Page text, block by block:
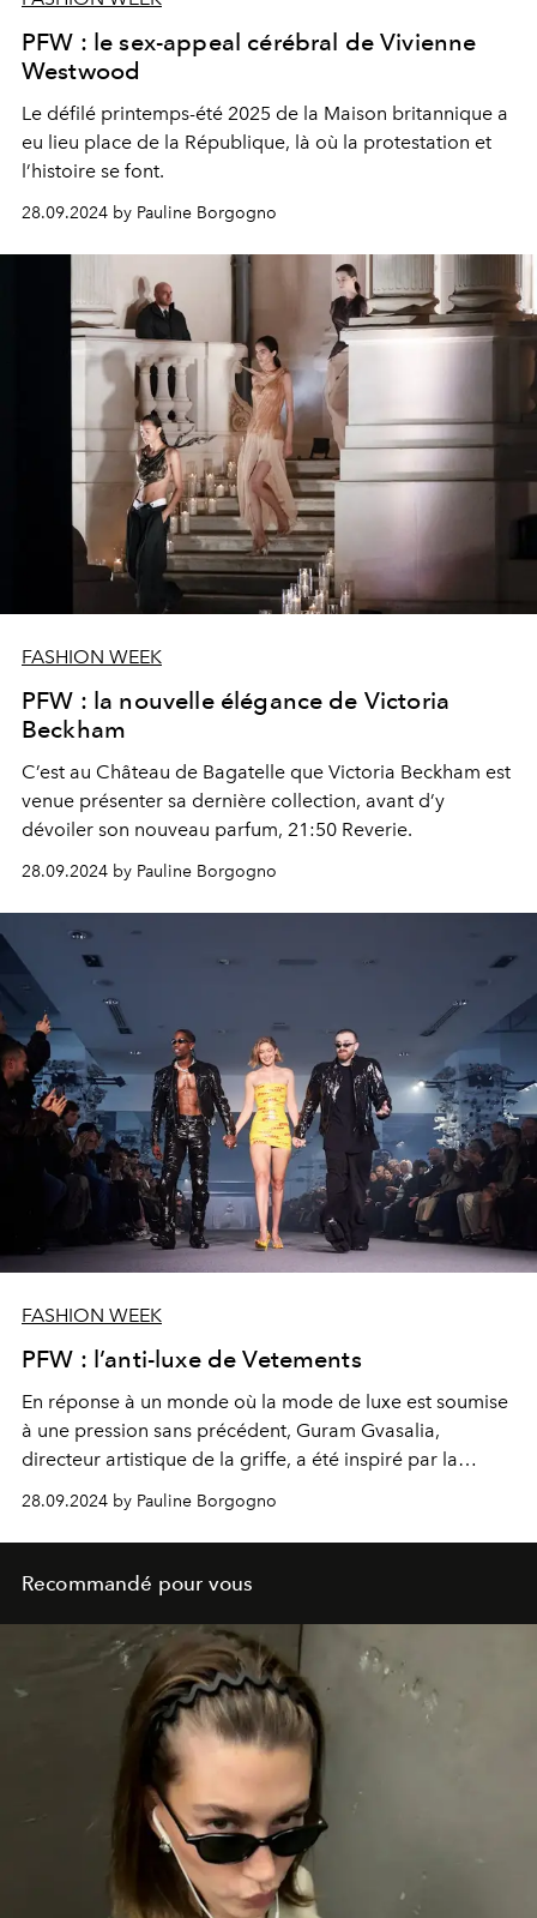
PFW : le sex-appeal cérébral de Vivienne
Westwood
Le défilé printemps-été 2025 de la Maison britannique a
eu lieu place de la République, là où la protestation et
l’histoire se font.
28.09.2024 by Pauline Borgogno
FASHION WEEK
PFW : la nouvelle élégance de Victoria
Beckham
C’est au Château de Bagatelle que Victoria Beckham est
venue présenter sa dernière collection, avant d’y
dévoiler son nouveau parfum, 21:50 Reverie.
28.09.2024 by Pauline Borgogno
FASHION WEEK
PFW : l’anti-luxe de Vetements
En réponse à un monde où la mode de luxe est soumise
à une pression sans précédent, Guram Gvasalia,
directeur artistique de la griffe, a été inspiré par la
récession économique mondiale et une base de
consommateurs de plus en plus méfiants à l'égard d'une
consommation incontrôlée. Cette collection printemps-
été 2025 souligne la nécessité de repenser le sens de la
mode dans un monde où les anciens systèmes
s'effondrent.
28.09.2024 by Pauline Borgogno
Recommandé pour vous